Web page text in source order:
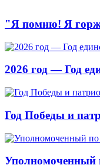
"Я помню! Я
2026 год — Год
Год Победы и
Уполномоченный